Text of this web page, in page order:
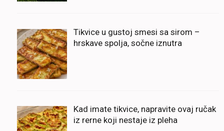
Tikvice u gustoj smesi sa sirom –
hrskave spolja, sočne iznutra
Kad imate tikvice, napravite ovaj ručak
iz rerne koji nestaje iz pleha